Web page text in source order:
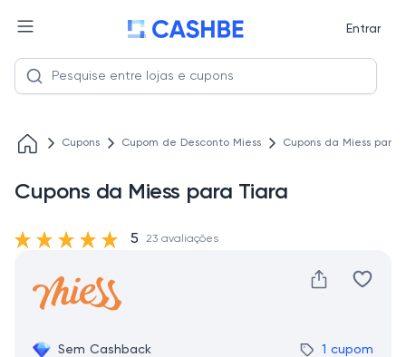
Entrar
Cupons Cupom de Desconto Miess Cupons da Miess para
Cupons da Miess para Tiara
Sem Cashback 1 cupom
5 23 avaliações